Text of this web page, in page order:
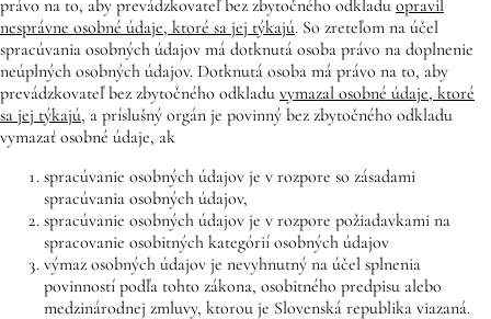
právo na to, aby prevádzkovateľ bez zbytočného odkladu opravil
nesprávne osobné údaje, ktoré sa jej týkajú. So zreteľom na účel
spracúvania osobných údajov má dotknutá osoba právo na doplnenie
neúplných osobných údajov. Dotknutá osoba má právo na to, aby
prevádzkovateľ bez zbytočného odkladu vymazal osobné údaje, ktoré
sa jej týkajú, a príslušný orgán je povinný bez zbytočného odkladu
vymazať osobné údaje, ak
spracúvanie osobných údajov je v rozpore so zásadami
spracúvania osobných údajov,
spracúvanie osobných údajov je v rozpore požiadavkami na
spracovanie osobitných kategórií osobných údajov
výmaz osobných údajov je nevyhnutný na účel splnenia
povinností podľa tohto zákona, osobitného predpisu alebo
medzinárodnej zmluvy, ktorou je Slovenská republika viazaná.